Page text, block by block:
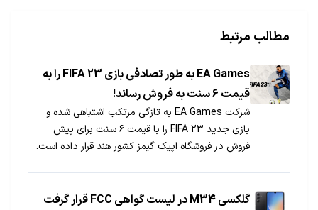
مطالب مرتبط
EA Games به طور تصادفی بازی FIFA 23 را به
قیمت ۶ سنت به فروش رساند!
شرکت EA Games به تازگی مرتکب اشتباهی شده و
بازی جدید FIFA 23 را با قیمت ۶ سنت برای پیش
فروش در فروشگاه اپیک گیمز کشور هند قرار داده است.
گلکسی M34 در لیست گواهی FCC قرار گرفت